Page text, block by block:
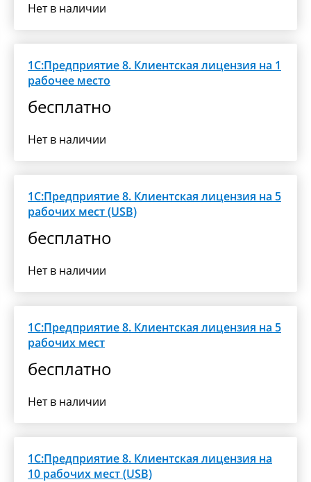
Нет в наличии
1С:Предприятие 8. Клиентская лицензия на 1
рабочее место
бесплатно
Нет в наличии
1С:Предприятие 8. Клиентская лицензия на 5
рабочих мест (USB)
бесплатно
Нет в наличии
1С:Предприятие 8. Клиентская лицензия на 5
рабочих мест
бесплатно
Нет в наличии
1С:Предприятие 8. Клиентская лицензия на
10 рабочих мест (USB)